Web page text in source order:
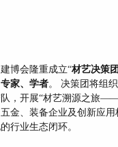
博会隆重成立“材艺决策
家、学者。 决策团将组
，开展“材艺溯源之旅
金、装备企业及创新应
行业生态闭环。